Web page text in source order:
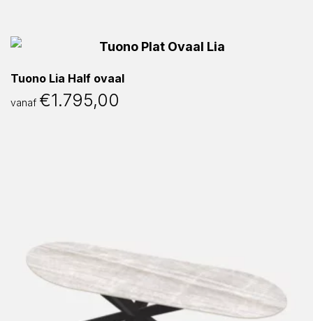
Tuono Lia Half ovaal
vanaf €1.795,00